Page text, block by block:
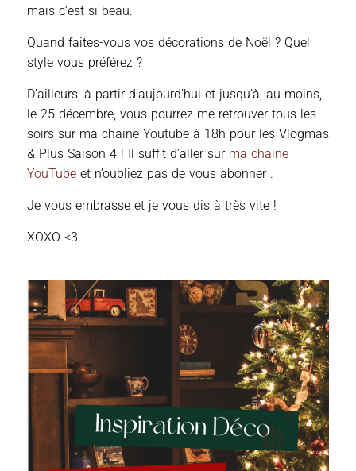
mais c’est si beau.
Quand faites-vous vos décorations de Noël ? Quel
style vous préférez ?
D’ailleurs, à partir d’aujourd’hui et jusqu’à, au moins,
le 25 décembre, vous pourrez me retrouver tous les
soirs sur ma chaine Youtube à 18h pour les Vlogmas
& Plus Saison 4 ! Il suffit d’aller sur ma chaine
YouTube et n’oubliez pas de vous abonner .
Je vous embrasse et je vous dis à très vite !
XOXO <3